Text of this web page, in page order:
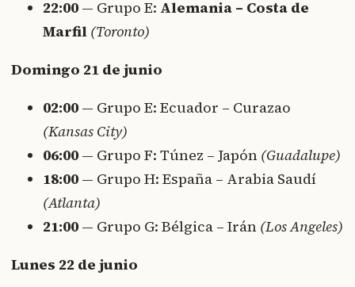
22:00 — Grupo E: Alemania – Costa de
Marfil (Toronto)
Domingo 21 de junio
02:00 — Grupo E: Ecuador – Curazao
(Kansas City)
06:00 — Grupo F: Túnez – Japón (Guadalupe)
18:00 — Grupo H: España – Arabia Saudí
(Atlanta)
21:00 — Grupo G: Bélgica – Irán (Los Angeles)
Lunes 22 de junio